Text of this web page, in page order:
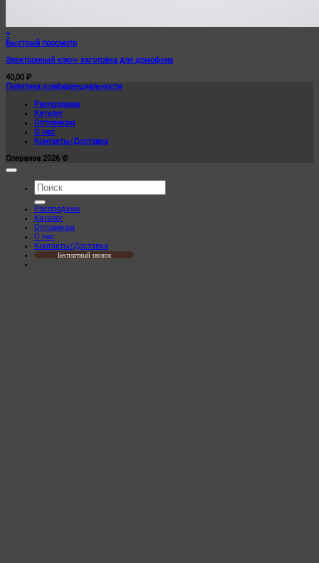
+
Быстрый просмотр
Электронный ключ- заготовка для домофона
40,00 ₽
Политика конфиденциальности
Распродажа
Каталог
Оптовикам
О нас
Контакты/Доставка
Сперанза 2026 ©
Искать:
Распродажа
Каталог
Оптовикам
О нас
Контакты/Доставка
Бесплатный звонок